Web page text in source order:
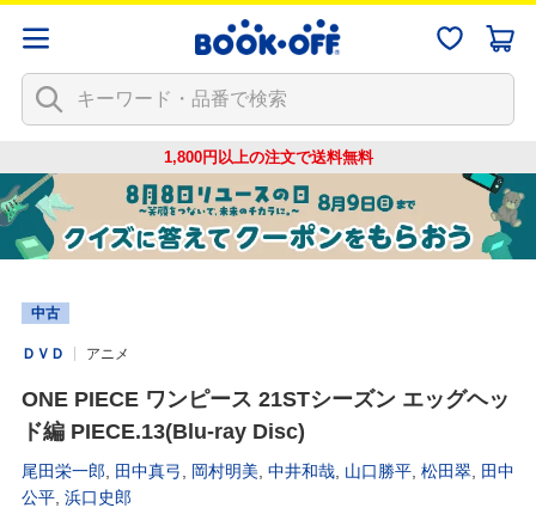
1,800円以上の注文で送料無料
中古
ＤＶＤ アニメ
ONE PIECE ワンピース 21STシーズン エッグヘッ
ド編 PIECE.13(Blu-ray Disc)
尾田栄一郎 田中真弓 岡村明美 中井和哉 山口勝平 松田翠
田中
公平 浜口史郎